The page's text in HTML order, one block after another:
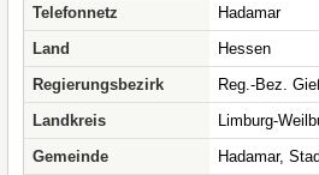
Telefonnetz
Hadamar
Land
Hessen
Regierungsbezirk
Reg.-Bez.
Landkreis
Limburg-
Gemeinde
Hadamar,